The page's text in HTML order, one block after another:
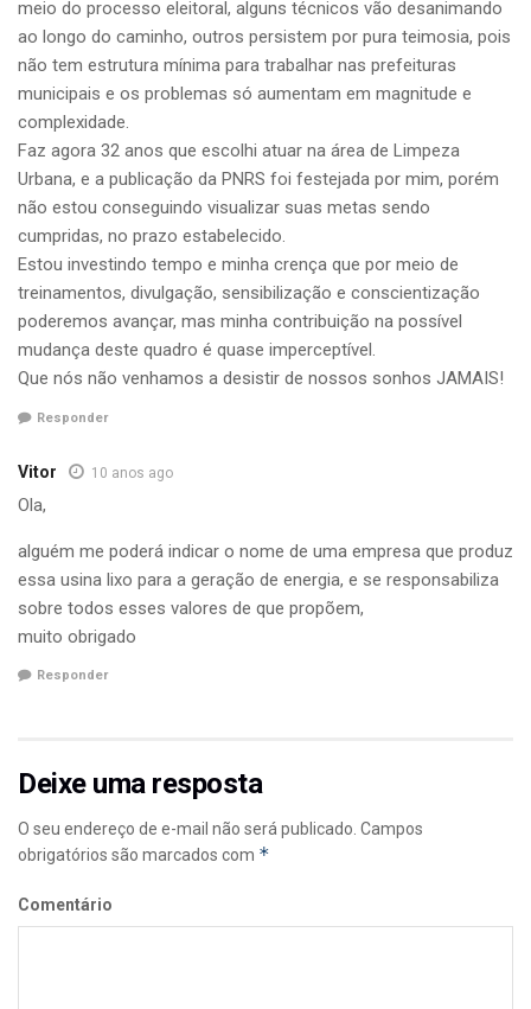
meio do processo eleitoral, alguns técnicos vão desanimando
ao longo do caminho, outros persistem por pura teimosia, pois
não tem estrutura mínima para trabalhar nas prefeituras
municipais e os problemas só aumentam em magnitude e
complexidade.
Faz agora 32 anos que escolhi atuar na área de Limpeza
Urbana, e a publicação da PNRS foi festejada por mim, porém
não estou conseguindo visualizar suas metas sendo
cumpridas, no prazo estabelecido.
Estou investindo tempo e minha crença que por meio de
treinamentos, divulgação, sensibilização e conscientização
poderemos avançar, mas minha contribuição na possível
mudança deste quadro é quase imperceptível.
Que nós não venhamos a desistir de nossos sonhos JAMAIS!
Responder
Vitor 10 anos ago
Ola,
alguém me poderá indicar o nome de uma empresa que produz
essa usina lixo para a geração de energia, e se responsabiliza
sobre todos esses valores de que propõem,
muito obrigado
Responder
Deixe uma resposta
O seu endereço de e-mail não será publicado. Campos
obrigatórios são marcados com *
Comentário